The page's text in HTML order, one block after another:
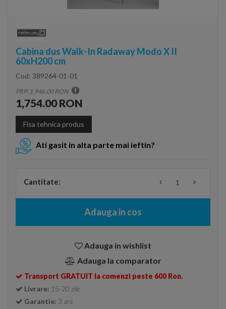
Cabina dus Walk-In Radaway Modo X II
60xH200 cm
Cod: 389264-01-01
PRP: 1,946.00 RON
1,754.00 RON
Fisa tehnica produs
Ati gasit in alta parte mai ieftin?
Cantitate:
Adauga in cos
Adauga in wishlist
Adauga la comparator
Transport GRATUIT la comenzi peste 600 Ron.
Livrare: 15-20 zile
Garantie: 3 ani